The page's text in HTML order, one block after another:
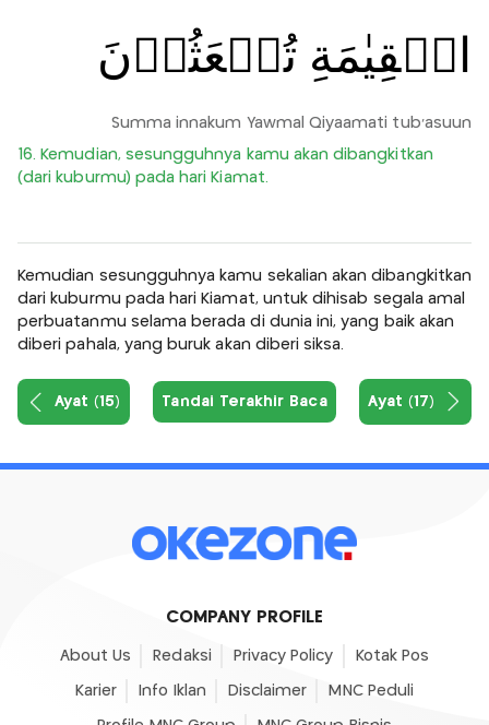
الۡقِيٰمَةِ تُبۡعَثُوۡنَ
Summa innakum Yawmal Qiyaamati tub'asuun
16. Kemudian, sesungguhnya kamu akan dibangkitkan
(dari kuburmu) pada hari Kiamat.
Kemudian sesungguhnya kamu sekalian akan dibangkitkan
dari kuburmu pada hari Kiamat, untuk dihisab segala amal
perbuatanmu selama berada di dunia ini, yang baik akan
diberi pahala, yang buruk akan diberi siksa.
Ayat (15) Tandai Terakhir Baca Ayat (17)
COMPANY PROFILE
About Us Redaksi Privacy Policy Kotak Pos
Karier Info Iklan Disclaimer MNC Peduli